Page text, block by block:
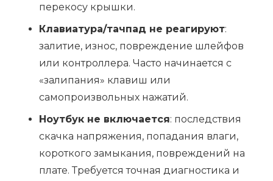
перекосу крышки.
Клавиатура/тачпад не реагируют:
залитие, износ, повреждение шлейфов
или контроллера. Часто начинается с
«залипания» клавиш или
самопроизвольных нажатий.
Ноутбук не включается: последствия
скачка напряжения, попадания влаги,
короткого замыкания, повреждений на
плате. Требуется точная диагностика и